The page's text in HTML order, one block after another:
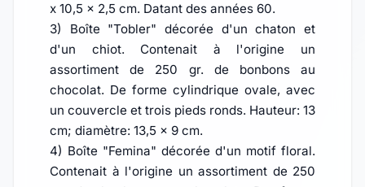
x 10,5 x 2,5 cm. Datant des années 60.
3) Boîte "Tobler" décorée d'un chaton et
d'un chiot. Contenait à l'origine un
assortiment de 250 gr. de bonbons au
chocolat. De forme cylindrique ovale, avec
un couvercle et trois pieds ronds. Hauteur: 13
cm; diamètre: 13,5 x 9 cm.
4) Boîte "Femina" décorée d'un motif floral.
Contenait à l'origine un assortiment de 250